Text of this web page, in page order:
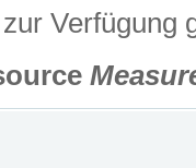
zur Verfügung